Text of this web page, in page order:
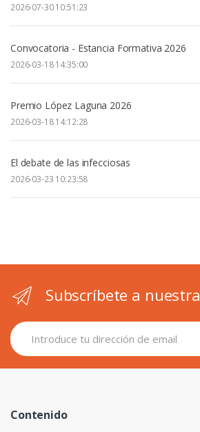
2026-07-30 10:51:23
Convocatoria - Estancia Formativa 2026
2026-03-18 14:35:00
Premio López Laguna 2026
2026-03-18 14:12:28
El debate de las infecciosas
2026-03-23 10:23:58
Subscríbete a
Contenido